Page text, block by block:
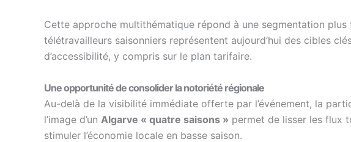
Cette approche multithématique répond à une segmentation
télétravailleurs saisonniers représentent aujourd’hui des cibles
d’accessibilité, y compris sur le plan tarifaire.
Une opportunité de consolider la notoriété régionale
Au-delà de la visibilité immédiate offerte par l’événement, la
l’image d’un Algarve « quatre saisons » permet de lisser les flux
stimuler l’économie locale en basse saison.